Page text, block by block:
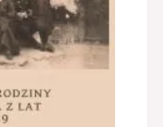
Marketing
Udostępniając
swoje
zainteresowania i
podczas
odwiedzania naszej